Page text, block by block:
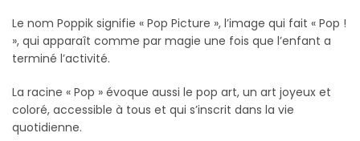
Le nom Poppik signifie « Pop Picture », l’image qui fait « Pop !
», qui apparaît comme par magie une fois que l’enfant a
terminé l’activité.
La racine « Pop » évoque aussi le pop art, un art joyeux et
coloré, accessible à tous et qui s’inscrit dans la vie
quotidienne.